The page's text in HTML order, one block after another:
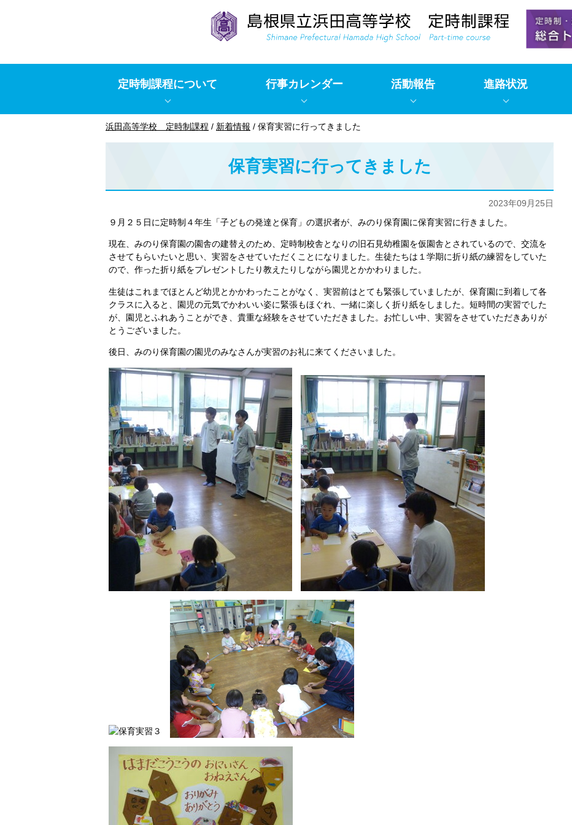
定時制課程について 行事カレンダー 活動報告 進路状況
現
浜田高等学校 定時制課程 / 新着情報 / 保育実習に行ってきました
保育実習に行ってきました
2023年09月25日
９月２５日に定時制４年生「子どもの発達と保育」の選択者が、みのり保育園に保育実習に行きました。
現在、みのり保育園の園舎の建替えのため、定時制校舎となりの旧石見幼稚園を仮園舎とされているので、交流を
させてもらいたいと思い、実習をさせていただくことになりました。生徒たちは１学期に折り紙の練習をしていた
ので、作った折り紙をプレゼントしたり教えたりしながら園児とかかわりました。
生徒はこれまでほとんど幼児とかかわったことがなく、実習前はとても緊張していましたが、保育園に到着して各
クラスに入ると、園児の元気でかわいい姿に緊張もほぐれ、一緒に楽しく折り紙をしました。短時間の実習でした
が、園児とふれあうことができ、貴重な経験をさせていただきました。お忙しい中、実習をさせていただきありが
とうございました。
後日、みのり保育園の園児のみなさんが実習のお礼に来てくださいました。